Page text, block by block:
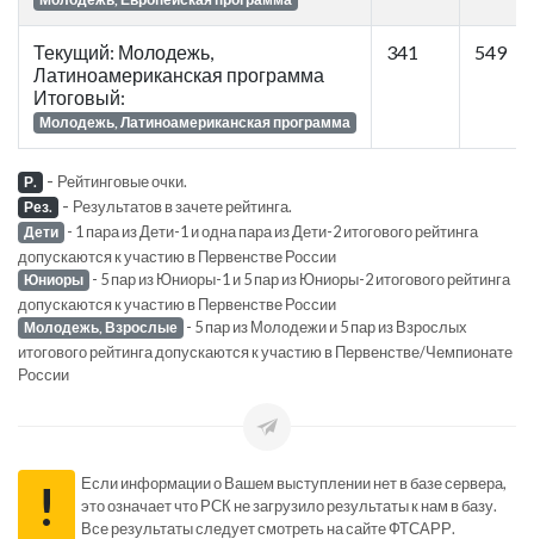
Текущий: Молодежь,
Латиноамериканская программа
Итоговый:
Молодежь, Латиноамериканская программа
341 549
Р. - Рейтинговые очки.
Рез. - Результатов в зачете рейтинга.
Дети - 1 пара из Дети-1 и одна пара из Дети-2 итогового рейтинга
допускаются к участию в Первенстве России
Юниоры - 5 пар из Юниоры-1 и 5 пар из Юниоры-2 итогового рейтинга
допускаются к участию в Первенстве России
Молодежь, Взрослые - 5 пар из Молодежи и 5 пар из Взрослых
итогового рейтинга допускаются к участию в Первенстве/Чемпионате
России
!
Если информации о Вашем выступлении нет в базе сервера,
это означает что РСК не загрузило результаты к нам в базу.
Все результаты следует смотреть на сайте ФТСАРР.